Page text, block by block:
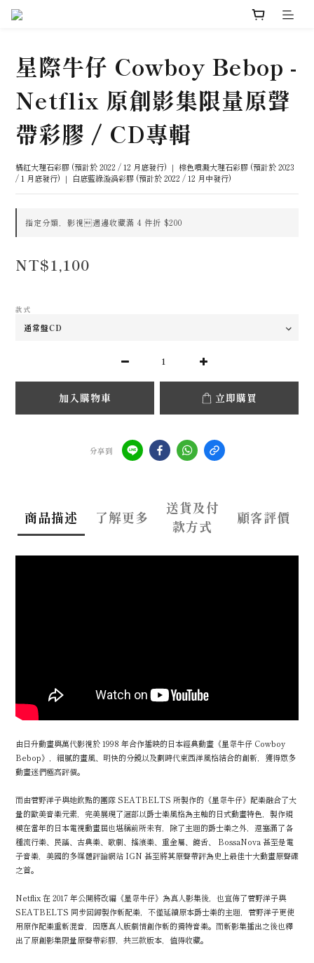
星際牛仔 Cowboy Bebop -
Netflix 原創影集限量原聲
帶彩膠 / CD專輯
橘紅大理石彩膠 (預計於 2022 / 12 月底發行) ｜ 棕色噴濺大理石彩膠 (預計於 2023
/ 1 月底發行) ｜ 白底藍綠漩渦彩膠 (預計於 2022 / 12 月中發行)
指定分類，影視週邊收藏滿 4 件折 $200
NT$1,100
款式
加入購物車 立即購買
分享到
商品描述 了解更多
送貨及付
款方式
顧客評價
由日升動畫與萬代影視於 1998 年合作播映的日本經典動畫《星際牛仔 Cowboy
Bebop》，細膩的畫風、明快的分鏡以及劃時代東西洋風格結合的創新，獲得眾多
動畫迷們極高評價。
而由菅野洋子與她欽點的團隊 SEATBELTS 所製作的《星際牛仔》配樂融合了大
量的歐美音樂元素，完美展現了這部以爵士樂風格為主軸的日式動畫特色，製作規
模在當年的日本電視動畫屆也堪稱前所未有，除了主題的爵士樂之外，還塞滿了各
種流行樂、民謠、古典樂、歌劇、搖滾樂、重金屬、饒舌、 BossaNova 甚至是電
子音樂，美國的多媒體評論網站 IGN 甚至將其原聲帶評為史上最佳十大動畫原聲碟
之首。
Netflix 在 2017 年公開將改編《星際牛仔》為真人影集後，也宣佈了菅野洋子與
SEATBELTS 同步回歸製作新配樂，不僅延續原本爵士樂的主題，菅野洋子更使
用原作配樂重新混音，因應真人版劇情創作新的獨特音樂。而新影集播出之後也釋
出了原創影集限量原聲帶彩膠，共三款版本，值得收藏。